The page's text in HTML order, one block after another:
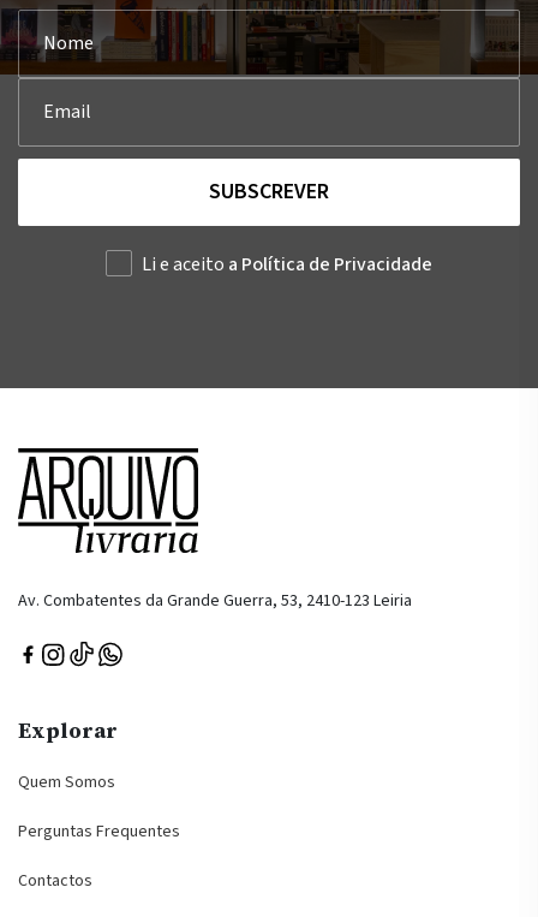
SUBSCREVER
Li e aceito a Política de Privacidade
Av. Combatentes da Grande Guerra, 53, 2410-123 Leiria
Explorar
Quem Somos
Perguntas Frequentes
Contactos